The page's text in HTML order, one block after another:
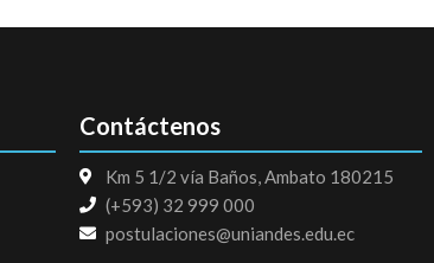
Contáctenos
Km 5 1/2 vía Baños, Ambato 180215
(+593) 32 999 000
postulaciones@uniandes.edu.ec